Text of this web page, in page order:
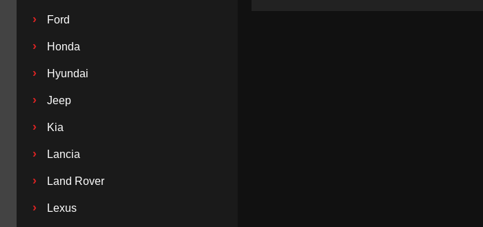
› Ford
› Honda
› Hyundai
› Jeep
› Kia
› Lancia
› Land Rover
› Lexus